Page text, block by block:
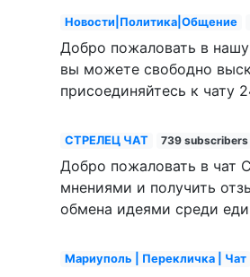
Новости|Политика|Общение
Добро пожаловать в
вы можете свободно
присоединяйтесь к чату
СТРЕЛЕЦ ЧАТ 739 subscribers
Добро пожаловать в чат
мнениями и получить
обмена идеями среди
Мариуполь | Перекличка | Чат